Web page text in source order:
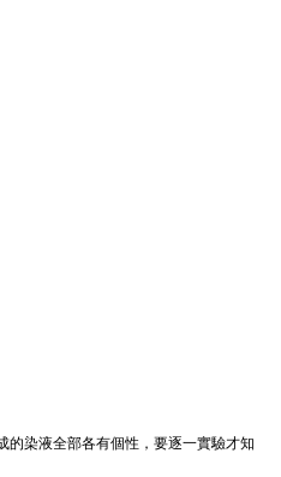
的染液全部各有個性，要逐一實驗才知